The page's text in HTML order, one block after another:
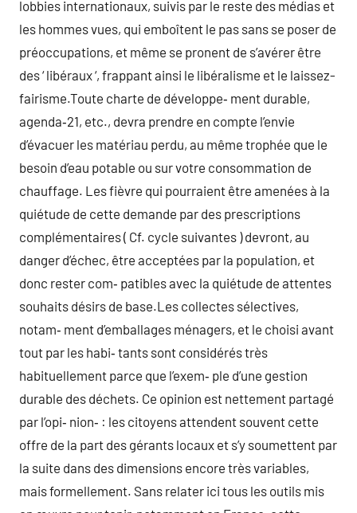
lobbies internationaux, suivis par le reste des médias et
les hommes vues, qui emboîtent le pas sans se poser de
préoccupations, et même se pronent de s’avérer être
des ‘ libéraux ‘, frappant ainsi le libéralisme et le laissez-
fairisme.Toute charte de développe‑ ment durable,
agenda‑21, etc., devra prendre en compte l’envie
d’évacuer les matériau perdu, au même trophée que le
besoin d’eau potable ou sur votre consommation de
chauffage. Les fièvre qui pourraient être amenées à la
quiétude de cette demande par des prescriptions
complémentaires ( Cf. cycle suivantes ) devront, au
danger d’échec, être acceptées par la population, et
donc rester com‑ patibles avec la quiétude de attentes
souhaits désirs de base.Les collectes sélectives,
notam‑ ment d’emballages ménagers, et le choisi avant
tout par les habi‑ tants sont considérés très
habituellement parce que l’exem‑ ple d’une gestion
durable des déchets. Ce opinion est nettement partagé
par l’opi‑ nion‑ : les citoyens attendent souvent cette
offre de la part des gérants locaux et s’y soumettent par
la suite dans des dimensions encore très variables,
mais formellement. Sans relater ici tous les outils mis